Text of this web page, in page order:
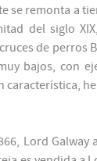
se remonta a
del siglo
de perros
bajos, con
Lord